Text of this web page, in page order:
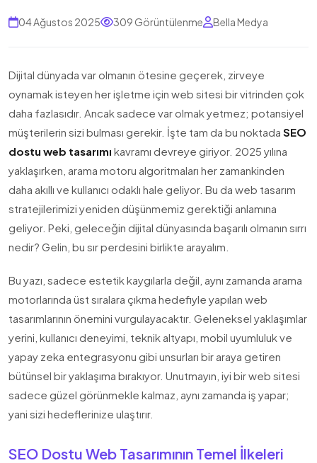
04 Ağustos 2025 309 Görüntülenme Bella Medya
Dijital dünyada var olmanın ötesine geçerek, zirveye
oynamak isteyen her işletme için web sitesi bir vitrinden çok
daha fazlasıdır. Ancak sadece var olmak yetmez; potansiyel
müşterilerin sizi bulması gerekir. İşte tam da bu noktada SEO
dostu web tasarımı kavramı devreye giriyor. 2025 yılına
yaklaşırken, arama motoru algoritmaları her zamankinden
daha akıllı ve kullanıcı odaklı hale geliyor. Bu da web tasarım
stratejilerimizi yeniden düşünmemiz gerektiği anlamına
geliyor. Peki, geleceğin dijital dünyasında başarılı olmanın sırrı
nedir? Gelin, bu sır perdesini birlikte arayalım.
Bu yazı, sadece estetik kaygılarla değil, aynı zamanda arama
motorlarında üst sıralara çıkma hedefiyle yapılan web
tasarımlarının önemini vurgulayacaktır. Geleneksel yaklaşımlar
yerini, kullanıcı deneyimi, teknik altyapı, mobil uyumluluk ve
yapay zeka entegrasyonu gibi unsurları bir araya getiren
bütünsel bir yaklaşıma bırakıyor. Unutmayın, iyi bir web sitesi
sadece güzel görünmekle kalmaz, aynı zamanda iş yapar;
yani sizi hedeflerinize ulaştırır.
SEO Dostu Web Tasarımının Temel İlkeleri